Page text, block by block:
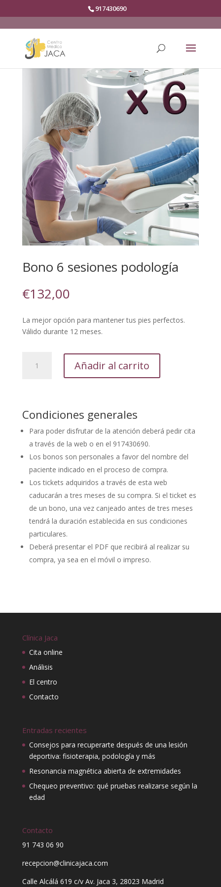
917430690
Bono 6 sesiones podología
€132,00
La mejor opción para mantener tus pies perfectos.
Válido durante 12 meses.
Añadir al carrito
Condiciones generales
Para poder disfrutar de la atención deberá pedir cita
a través de la web o en el 917430690.
Los bonos son personales a favor del nombre del
paciente indicado en el proceso de compra.
Los tickets adquiridos a través de esta web
caducarán a tres meses de su compra. Si el ticket es
de un bono, una vez canjeado antes de tres meses
tendrá la duración establecida en sus condiciones
particulares.
Deberá presentar el PDF que recibirá al realizar su
compra, ya sea en el móvil o impreso.
Clínica Jaca
Cita online
Análisis
El centro
Contacto
Entradas recientes
Consejos para recuperarte después de una lesión
deportiva: fisioterapia, podología y más
Resonancia magnética abierta de extremidades
Chequeo preventivo: qué pruebas realizarse según la
edad
Contacto
91 743 06 90
recepcion@clinicajaca.com
Calle Alcálá 619 c/v Av. Jaca 3, 28023 Madrid